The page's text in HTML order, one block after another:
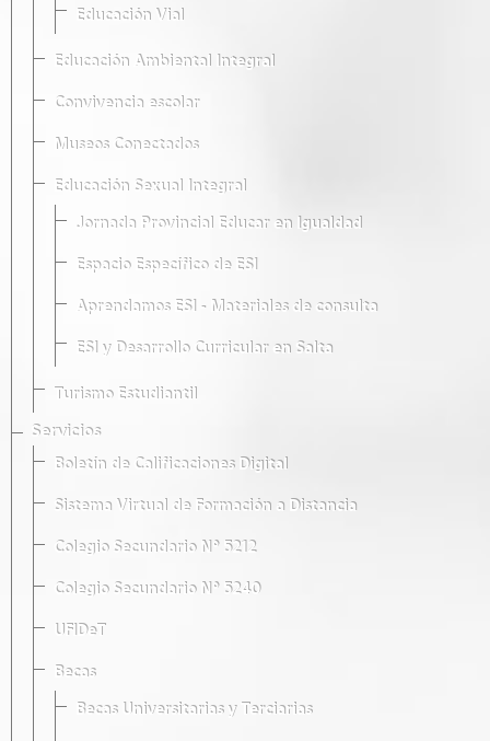
Educación Vial
Educación Ambiental Integral
Convivencia escolar
Museos Conectados
Educación Sexual Integral
Jornada Provincial Educar en Igualdad
Espacio Específico de ESI
Aprendamos ESI - Materiales de consulta
ESI y Desarrollo Curricular en Salta
Turismo Estudiantil
Servicios
Boletín de Calificaciones Digital
Sistema Virtual de Formación a Distancia
Colegio Secundario Nº 5212
Colegio Secundario Nº 5240
UFIDeT
Becas
Becas Universitarias y Terciarias